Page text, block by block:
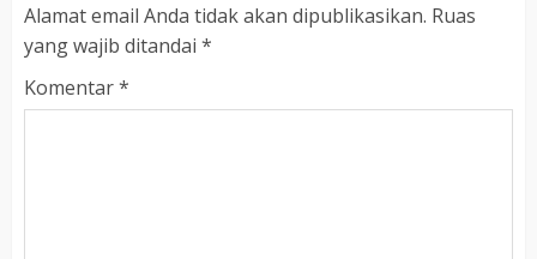
Alamat email Anda tidak akan dipublikasikan. Ruas
yang wajib ditandai *
Komentar*